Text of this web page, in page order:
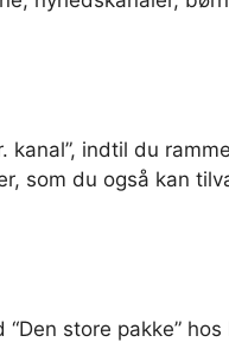
indtil du
som du også kan
store pakke”